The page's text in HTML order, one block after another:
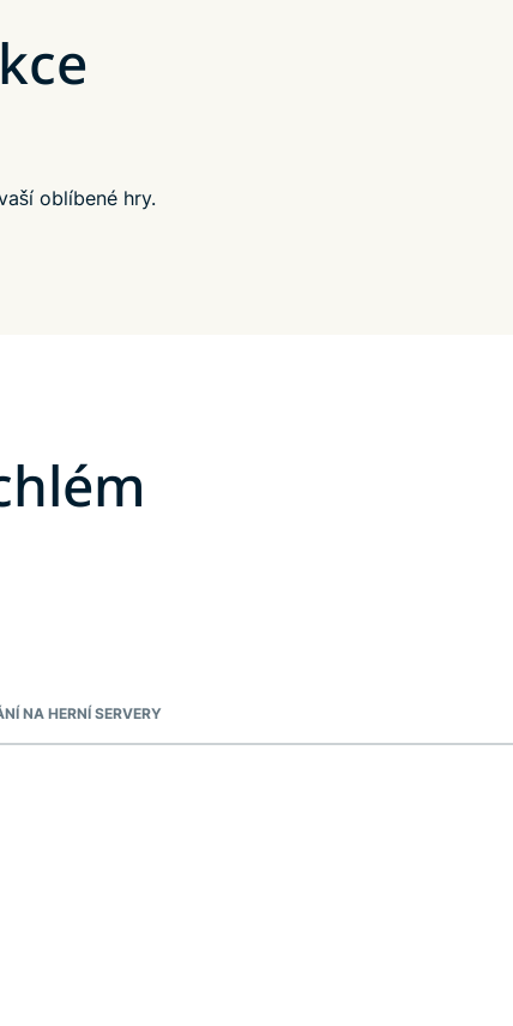
oblíbené hry.
NA HERNÍ SERVERY